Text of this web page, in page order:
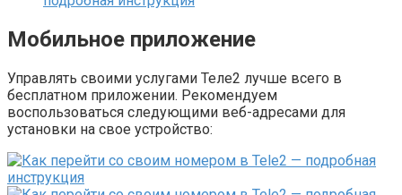
Мобильное приложение
Управлять своими услугами Теле2 лучше всего в
бесплатном приложении. Рекомендуем
воспользоваться следующими веб-адресами для
установки на свое устройство: